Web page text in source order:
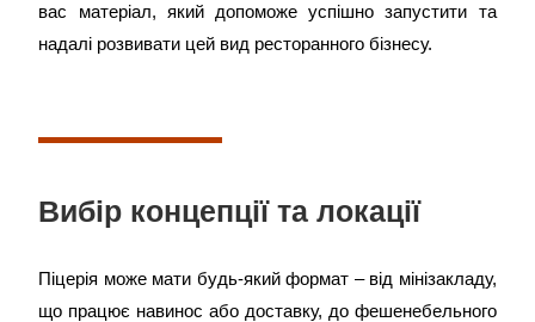
вас матеріал, який допоможе успішно запустити та
надалі розвивати цей вид ресторанного бізнесу.
Вибір концепції та локації
Піцерія може мати будь-який формат – від мінізакладу,
що працює навинос або доставку, до фешенебельного